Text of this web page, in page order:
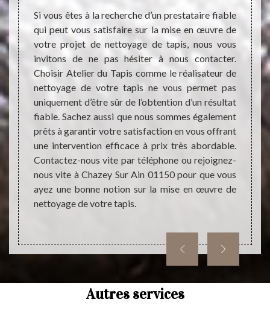
de
des
pour
de
des
Si vous êtes à la recherche d’un prestataire fiable
qui peut vous satisfaire sur la mise en œuvre de
votre projet de nettoyage de tapis, nous vous
invitons de ne pas hésiter à nous contacter.
Choisir Atelier du Tapis comme le réalisateur de
nettoyage de votre tapis ne vous permet pas
uniquement d’être sûr de l’obtention d’un résultat
fiable. Sachez aussi que nous sommes également
prêts à garantir votre satisfaction en vous offrant
une intervention efficace à prix très abordable.
Contactez-nous vite par téléphone ou rejoignez-
nous vite à Chazey Sur Ain 01150 pour que vous
ayez une bonne notion sur la mise en œuvre de
nettoyage de votre tapis.
type
très
de
faire
Si
notre
Autres services